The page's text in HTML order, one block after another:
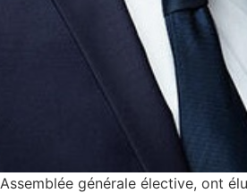
générale élective, ont